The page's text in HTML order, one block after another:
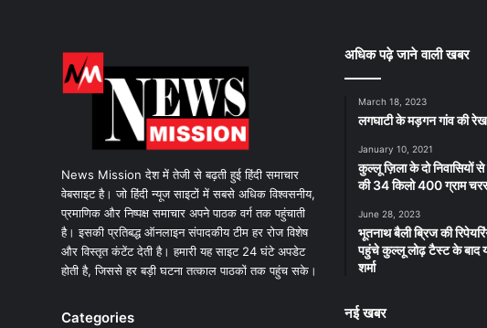
News Mission देश में तेजी से बढ़ती हुई हिंदी समाचार
वेबसाइट है। जो हिंदी न्यूज साइटों में सबसे अधिक विश्वसनीय,
प्रमाणिक और निष्पक्ष समाचार अपने पाठक वर्ग तक पहुंचाती
है। इसकी प्रतिबद्ध ऑनलाइन संपादकीय टीम हर रोज विशेष
और विस्तृत कंटेंट देती है। हमारी यह साइट 24 घंटे अपडेट
होती है, जिससे हर बड़ी घटना तत्काल पाठकों तक पहुंच सके।
Categories
अधिक पढ़े जाने वाली खबर
March 18, 2023
लगघाटी के मड़गन गांव की
January 10, 2021
कुल्लू ज़िला के दो निवासियों
की 34 किलो 400 ग्राम
June 28, 2023
भूतनाथ बैली ब्रिज की
पहुंचे कुल्लू लोढ़ टैस्ट के बाद
शर्मा
नई खबर